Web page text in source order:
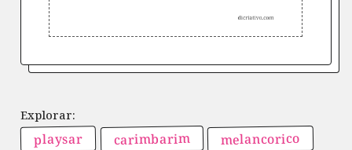
playsar carimbarim melancorico